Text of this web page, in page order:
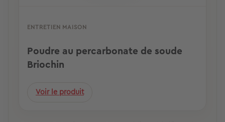
ENTRETIEN MAISON
Poudre au percarbonate de soude
Briochin
Voir le produit